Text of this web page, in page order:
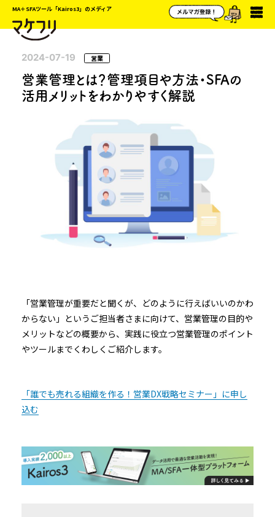
MA＋SFAツール「Kairos3」のメディア
2024-07-19 営業
営業管理とは？管理項目や方法・SFAの
活用メリットをわかりやすく解説
「営業管理が重要だと聞くが、どのように行えばいいのかわ
からない」というご担当者さまに向けて、営業管理の目的や
メリットなどの概要から、実践に役立つ営業管理のポイント
やツールまでくわしくご紹介します。
「誰でも売れる組織を作る！営業DX戦略セミナー」に申し
込む